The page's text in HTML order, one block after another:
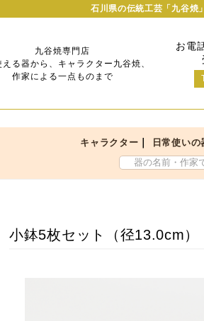
石川県の伝統工芸「九谷焼
九谷焼専門店
える器から、キャラクター九谷焼、
作家による一点ものまで
お電
キャラクター 日常使いの
小鉢5枚セット（径13.0cm